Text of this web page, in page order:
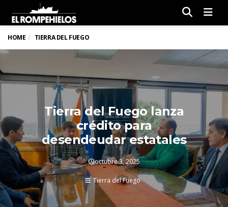
HOME TIERRA DEL FUEGO
Tierra del Fuego lanza
crédito para
desendeudar estatales
octubre 3, 2025
Tierra del Fuego